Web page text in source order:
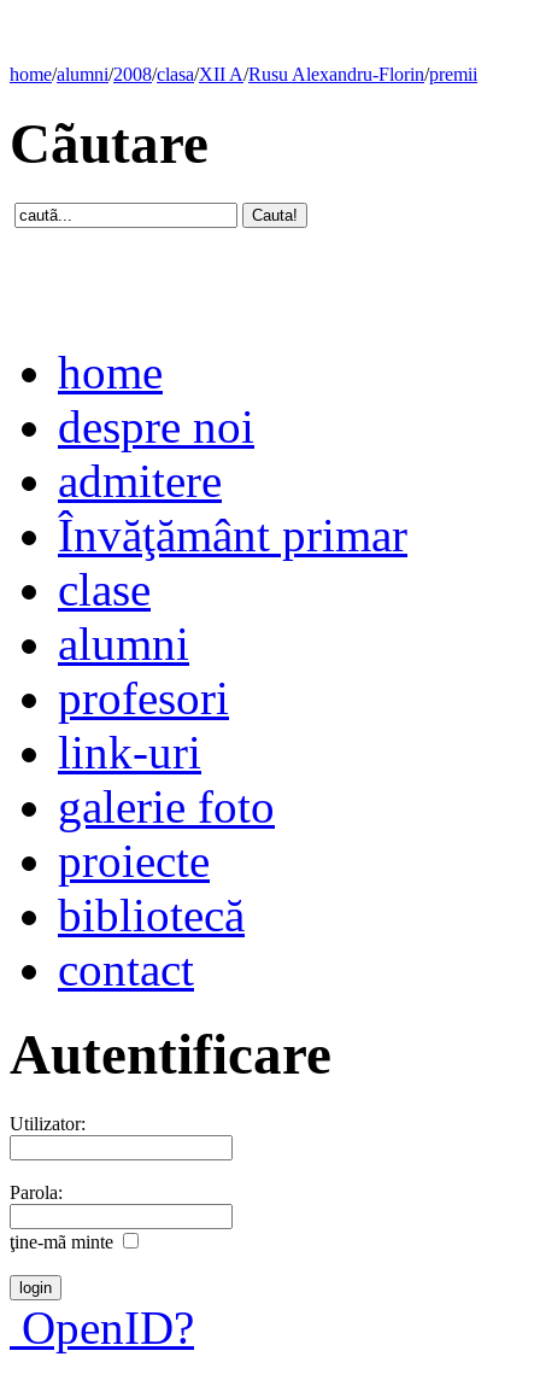
home/alumni/2008/clasa/XII A/Rusu Alexandru-Florin/premii
Cãutare
home
despre noi
admitere
Învăţământ primar
clase
alumni
profesori
link-uri
galerie foto
proiecte
bibliotecă
contact
Autentificare
Utilizator:
Parola:
ţine-mã minte
OpenID?